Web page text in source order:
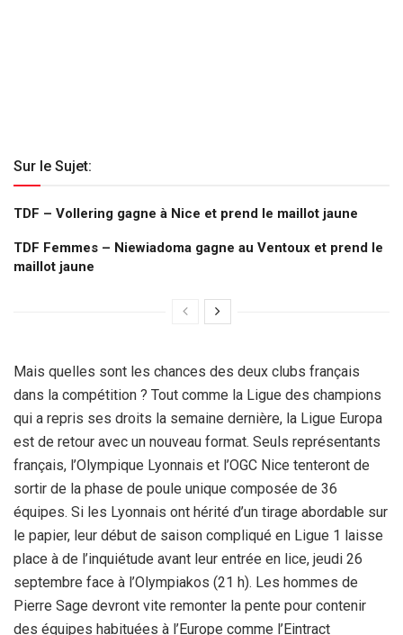
Sur le Sujet:
TDF – Vollering gagne à Nice et prend le maillot jaune
TDF Femmes – Niewiadoma gagne au Ventoux et prend le
maillot jaune
Mais quelles sont les chances des deux clubs français
dans la compétition ? Tout comme la Ligue des champions
qui a repris ses droits la semaine dernière, la Ligue Europa
est de retour avec un nouveau format. Seuls représentants
français, l’Olympique Lyonnais et l’OGC Nice tenteront de
sortir de la phase de poule unique composée de 36
équipes. Si les Lyonnais ont hérité d’un tirage abordable sur
le papier, leur début de saison compliqué en Ligue 1 laisse
place à de l’inquiétude avant leur entrée en lice, jeudi 26
septembre face à l’Olympiakos (21 h). Les hommes de
Pierre Sage devront vite remonter la pente pour contenir
des équipes habituées à l’Europe comme l’Eintract